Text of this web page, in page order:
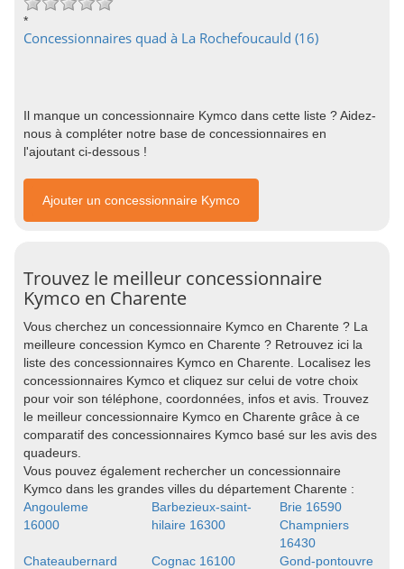
*
Concessionnaires quad à La Rochefoucauld (16)
Il manque un concessionnaire Kymco dans cette liste ? Aidez-
nous à compléter notre base de concessionnaires en
l'ajoutant ci-dessous !
Ajouter un concessionnaire Kymco
Trouvez le meilleur concessionnaire
Kymco en Charente
Vous cherchez un concessionnaire Kymco en Charente ? La
meilleure concession Kymco en Charente ? Retrouvez ici la
liste des concessionnaires Kymco en Charente. Localisez les
concessionnaires Kymco et cliquez sur celui de votre choix
pour voir son téléphone, coordonnées, infos et avis. Trouvez
le meilleur concessionnaire Kymco en Charente grâce à ce
comparatif des concessionnaires Kymco basé sur les avis des
quadeurs.
Vous pouvez également rechercher un concessionnaire
Kymco dans les grandes villes du département Charente :
Angouleme
16000
Barbezieux-saint-
hilaire 16300
Brie 16590
Champniers
16430
Chateaubernard
Cognac 16100
Gond-pontouvre